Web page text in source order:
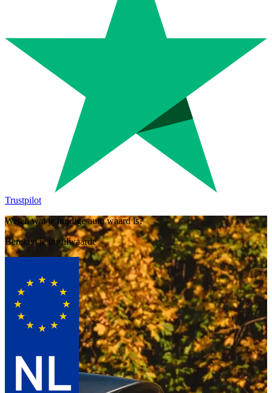
Trustpilot
Weten wat je huidige auto waard is?
Bereken je inruilwaarde